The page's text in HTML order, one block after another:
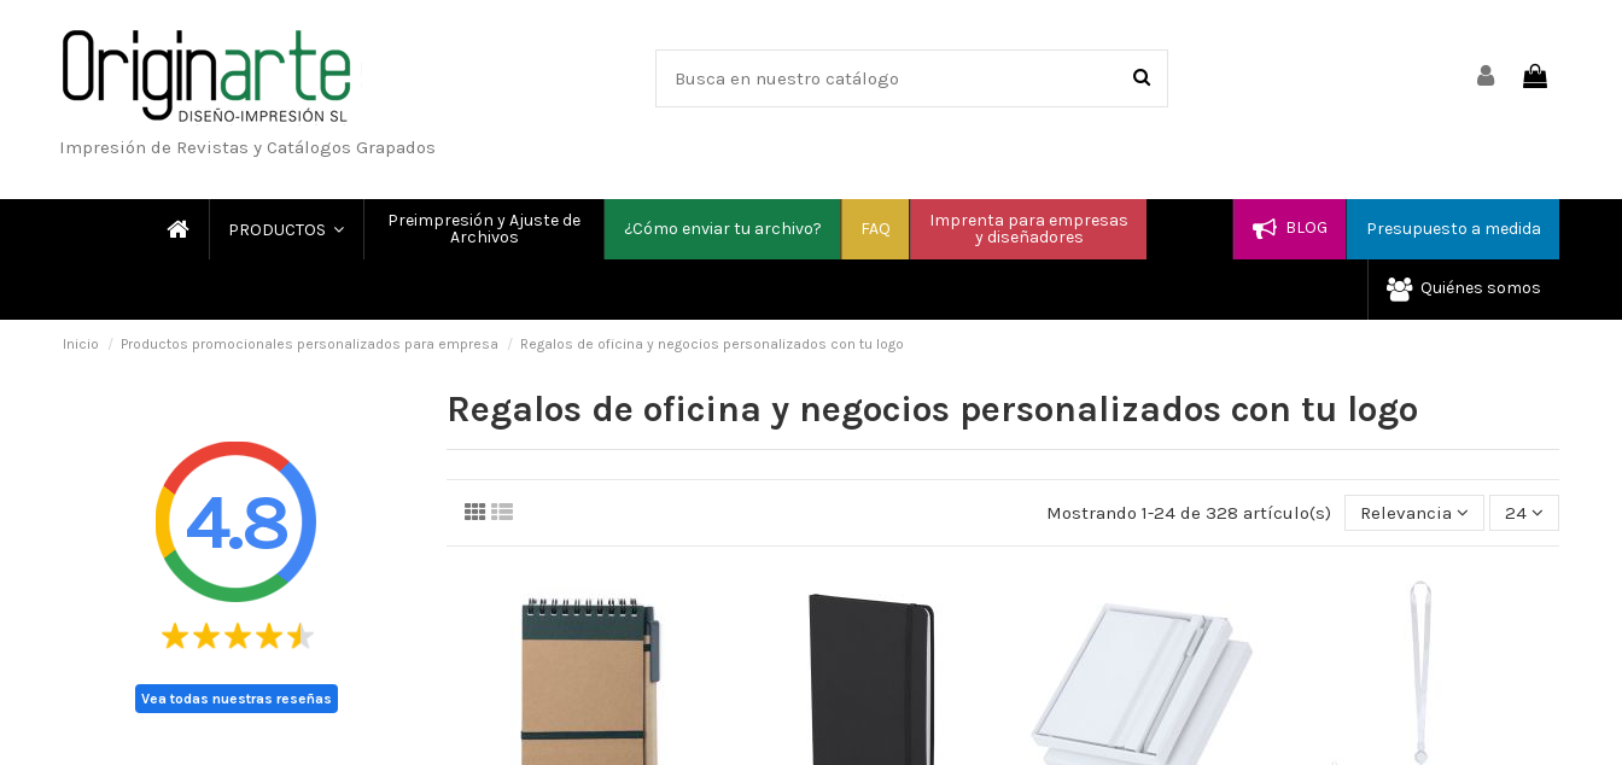
Impresión de Revistas y Catálogos Grapados
PRODUCTOS
Preimpresión y Ajuste de
Archivos
¿Cómo enviar tu archivo? FAQ
Imprenta para empresas
y diseñadores
Presupuesto a medida
BLOG
Quiénes somos
Inicio Productos promocionales personalizados para empresa Regalos de oficina y negocios personalizados con tu logo
Regalos de oficina y negocios personalizados con tu logo
Mostrando 1-24 de 328 artículo(s) Relevancia 24
4.8
Vea todas nuestras reseñas